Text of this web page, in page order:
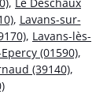
, Lavans-sur-
, Lavans-lès-
(01590),
(39140),